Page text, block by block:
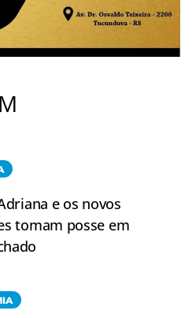
e os novos
tomam posse em